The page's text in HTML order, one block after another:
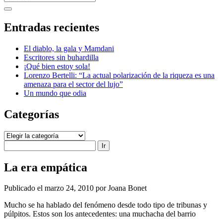
Barra
lateral
abrir
lateral
Entradas recientes
El diablo, la gala y Mamdani
Escritores sin buhardilla
¡Qué bien estoy sola!
Lorenzo Bertelli: “La actual polarización de la riqueza es una
amenaza para el sector del lujo”
Un mundo que odia
Categorías
Categorías
La era empática
Publicado el marzo 24, 2010 por Joana Bonet
Mucho se ha hablado del fenómeno desde todo tipo de tribunas y
púlpitos. Estos son los antecedentes: una muchacha del barrio